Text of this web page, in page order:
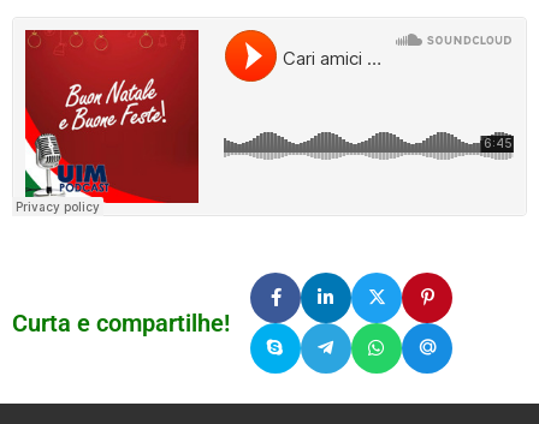
Curta e compartilhe!